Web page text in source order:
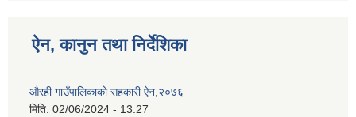
ऐन, कानुन तथा निर्देशिका
औरही गाउँपालिकाको सहकारी ऐन,२०७६
मिति: 02/06/2024 - 13:27